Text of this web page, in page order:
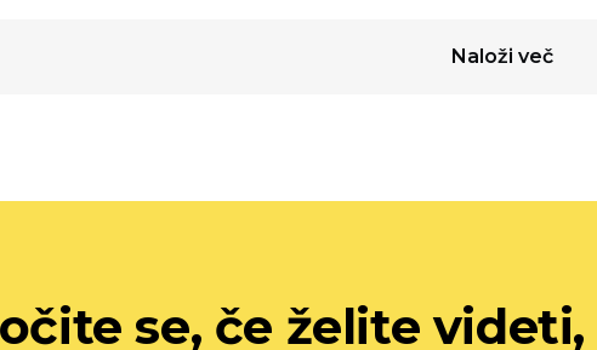
Naloži več
se, če želite videti,